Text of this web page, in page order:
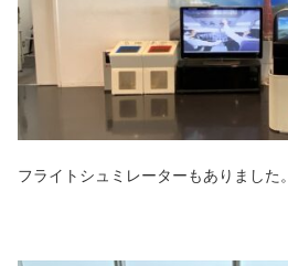
フライトシュミレーターもありました。